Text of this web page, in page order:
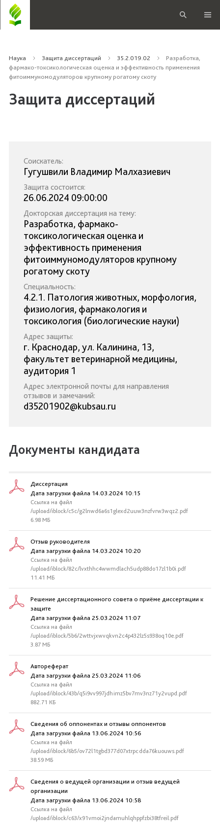
Наука Защита диссертаций 35.2.019.02
Разработка,
фармако-токсикологическая оценка и эффективность применения
фитоиммуномодуляторов крупному рогатому скоту
Защита диссертаций
Соискатель:
Гугушвили Владимир Малхазиевич
Защита состоится:
26.06.2024 09:00:00
Докторская диссертация на тему:
Разработка, фармако-
токсикологическая оценка и
эффективность применения
фитоиммуномодуляторов крупному
рогатому скоту
Специальность:
4.2.1. Патология животных, морфология,
физиология, фармакология и
токсикология (биологические науки)
Адрес защиты:
г. Краснодар, ул. Калинина, 13,
факультет ветеринарной медицины,
аудитория 1
Адрес электронной почты для направления
отзывов и замечаний:
d35201902@kubsau.ru
Документы кандидата
Диссертация
Дата загрузки файла 14.03.2024 10:15
Ссылка на файл
/upload/iblock/c5c/g2lnwd6a6s1glexd2uuw3nzfvrw3wqz2.pdf
6.98 МБ
Отзыв руководителя
Дата загрузки файла 14.03.2024 10:20
Ссылка на файл
/upload/iblock/82c/lvxthhc4wwmdlach5udp88do17zl1b0i.pdf
11.41 МБ
Решение диссертационного совета о приёме диссертации к
защите
Дата загрузки файла 25.03.2024 11:07
Ссылка на файл
/upload/iblock/5b6/2wttvjxwvqkvn2c4p432lz5s938oq10e.pdf
3.87 МБ
Автореферат
Дата загрузки файла 25.03.2024 11:06
Ссылка на файл
/upload/iblock/43b/q5i9vv997jdhimz5bv7mv3nz71y2vupd.pdf
882.71 КБ
Сведения об оппонентах и отзывы оппонентов
Дата загрузки файла 13.06.2024 10:56
Ссылка на файл
/upload/iblock/6b5/ov72l1tgbd377d07xtrpcdda76kuouws.pdf
38.59 МБ
Сведения о ведущей организации и отзыв ведущей
организации
Дата загрузки файла 13.06.2024 10:58
Ссылка на файл
/upload/iblock/c63/x91vmoi2jndamuhlqhppfzbi38tfreil.pdf